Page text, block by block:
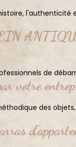
l'authenticité
de
votre
des